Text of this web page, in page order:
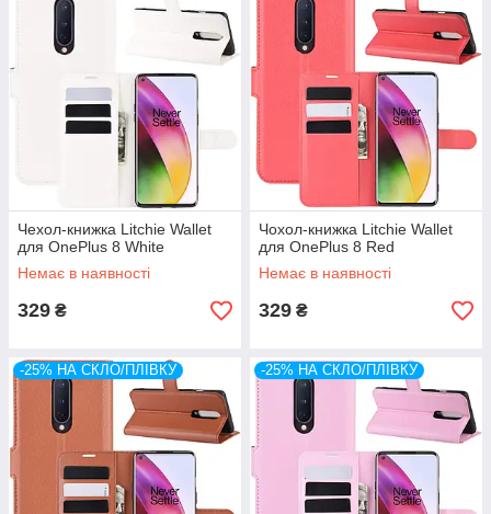
Чехол-книжка Litchie Wallet
для OnePlus 8 White
Немає в наявності
329 ₴
Чохол-книжка Litchie Wallet
для OnePlus 8 Red
Немає в наявності
329 ₴
-25% НА СКЛО/ПЛІВКУ -25% НА СКЛО/ПЛІВКУ